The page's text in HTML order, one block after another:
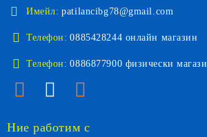
Имейл: patilancibg78@gmail.com
Телефон: 0885428244 онлайн магазин
Телефон: 0886877900 физически
Ние работим с